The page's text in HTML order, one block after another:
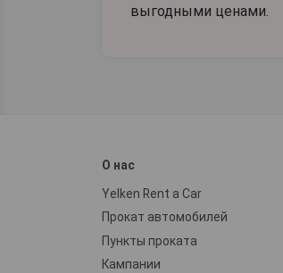
выгодными ценами.
О нас
Yelken Rent a Car
Прокат автомобилей
Пункты проката
Кампании